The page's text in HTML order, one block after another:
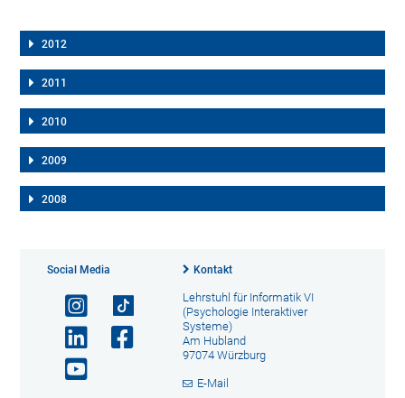
2012
2011
2010
2009
2008
Social Media Kontakt
Lehrstuhl für Informatik VI
(Psychologie Interaktiver
Systeme)
Am Hubland
97074 Würzburg
E-Mail